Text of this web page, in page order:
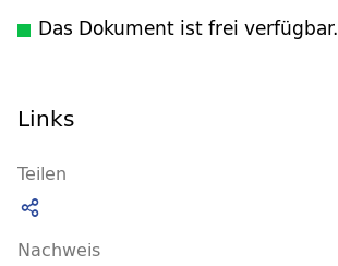
Das Dokument ist frei verfügbar.
Links
Teilen
Nachweis